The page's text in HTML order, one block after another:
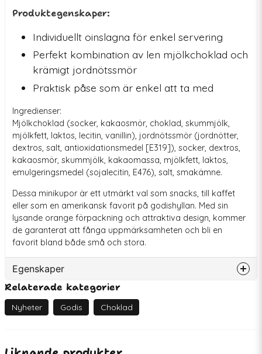
Produktegenskaper:
Individuellt oinslagna för enkel servering
Perfekt kombination av len mjölkchoklad och
krämigt jordnötssmör
Praktisk påse som är enkel att ta med
Ingredienser:
Mjölkchoklad (socker, kakaosmör, choklad, skummjölk,
mjölkfett, laktos, lecitin, vanillin), jordnötssmör (jordnötter,
dextros, salt, antioxidationsmedel [E319]), socker, dextros,
kakaosmör, skummjölk, kakaomassa, mjölkfett, laktos,
emulgeringsmedel (sojalecitin, E476), salt, smakämne.
Dessa minikupor är ett utmärkt val som snacks, till kaffet
eller som en amerikansk favorit på godishyllan. Med sin
lysande orange förpackning och attraktiva design, kommer
de garanterat att fånga uppmärksamheten och bli en
favorit bland både små och stora.
Egenskaper
Artikelnummer
EAN
034000471652
Relaterade kategorier
Nyheter Godis Choklad